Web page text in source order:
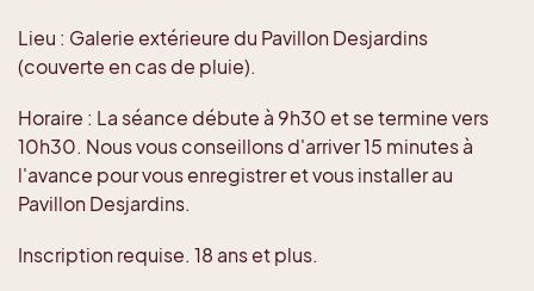
Lieu : Galerie extérieure du Pavillon Desjardins
(couverte en cas de pluie).
Horaire : La séance débute à 9h30 et se termine vers
10h30. Nous vous conseillons d'arriver 15 minutes à
l'avance pour vous enregistrer et vous installer au
Pavillon Desjardins.
Inscription requise. 18 ans et plus.